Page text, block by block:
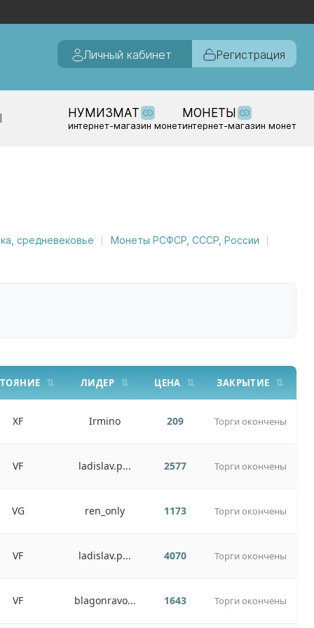
Личный кабинет Регистрация
НУМИЗМАТ
интернет-магазин монет
МОНЕТЫ
интернет-магазин монет
средневековье Монеты РСФСР, СССР, России
ЛИДЕР ЦЕНА ЗАКРЫТИЕ
XF Irmino 209 Торги окончены
VF ladislav.p... 2577 Торги окончены
VG ren_only 1173 Торги окончены
VF ladislav.p... 4070 Торги окончены
VF blagonravo... 1643 Торги окончены